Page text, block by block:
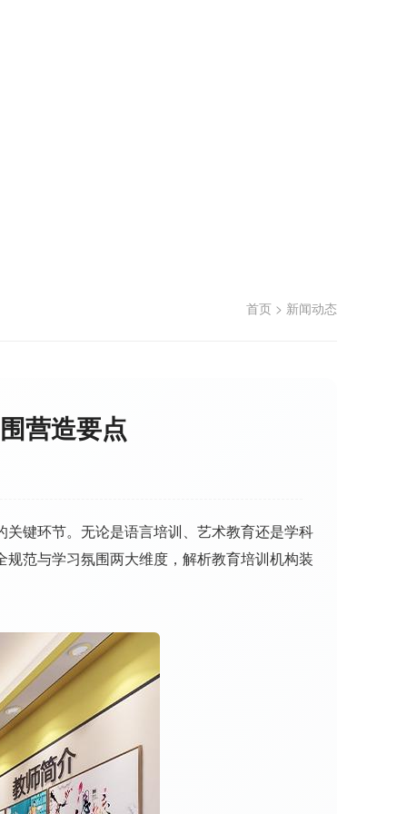
首页 > 新闻动态
营造要点
键环节。无论是语言培训、艺术教育还是学科
范与学习氛围两大维度，解析教育培训机构装